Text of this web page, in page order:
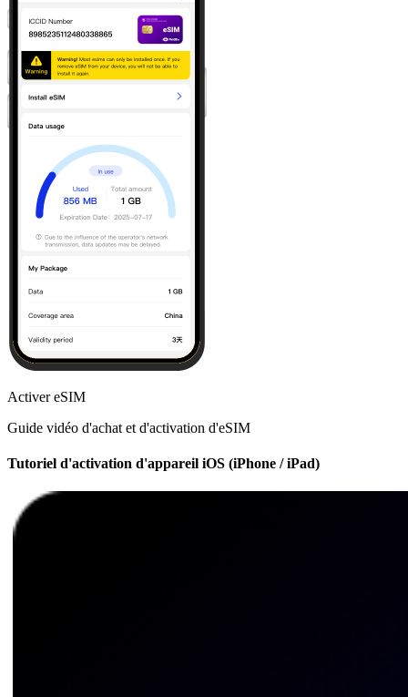
Activer eSIM
Guide vidéo d'achat et d'activation d'eSIM
Tutoriel d'activation d'appareil iOS (iPhone / iPad)